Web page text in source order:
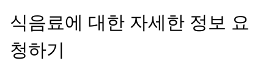
식음료에 대한 자세한 정보 요
청하기